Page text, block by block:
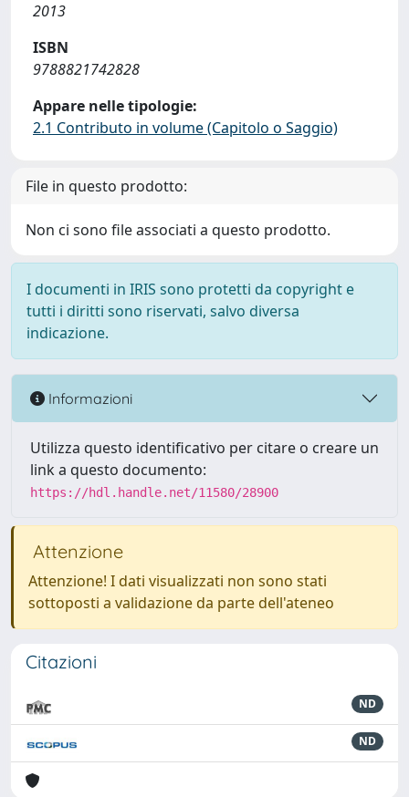
2013
ISBN
9788821742828
Appare nelle tipologie:
2.1 Contributo in volume (Capitolo o Saggio)
File in questo prodotto:
Non ci sono file associati a questo prodotto.
I documenti in IRIS sono protetti da copyright e
tutti i diritti sono riservati, salvo diversa
indicazione.
Informazioni
Utilizza questo identificativo per citare o creare un
link a questo documento:
https://hdl.handle.net/11580/28900
Attenzione
Attenzione! I dati visualizzati non sono stati
sottoposti a validazione da parte dell'ateneo
Citazioni
ND
ND